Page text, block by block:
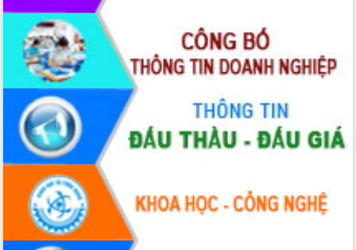
Đắk Lắk nâng cao hiệu quả công tác
Đảng từ Sổ tay đảng viên điện tử
Đắk Lắk đẩy mạnh nuôi biển công
nghệ, hướng tới phát triển thủy sản
bền vững
Tập huấn nâng cao năng lực triển khai
chuyển đổi số cho cán bộ, công chức
cấp xã
Đắk Lắk phát động hưởng ứng Ngày
Quyền của người tiêu dùng Việt Nam
2026
Đẩy mạnh cải cách hành chính, quyết
tâm đạt được mục tiêu tăng trưởng
hai con số trong năm 2026